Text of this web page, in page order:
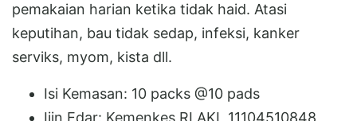
pemakaian harian ketika tidak haid. Atasi
keputihan, bau tidak sedap, infeksi, kanker
serviks, myom, kista dll.
Isi Kemasan: 10 packs @10 pads
Ijin Edar: Kemenkes RI AKL 11104510848